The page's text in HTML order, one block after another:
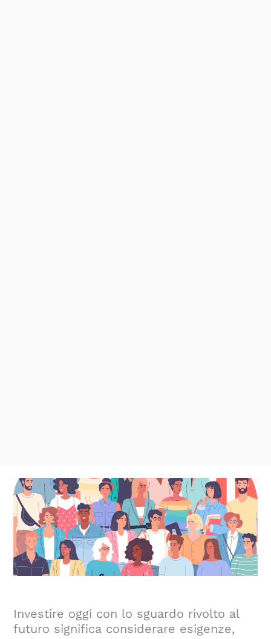
Investire oggi con lo sguardo rivolto al
futuro significa considerare esigenze,